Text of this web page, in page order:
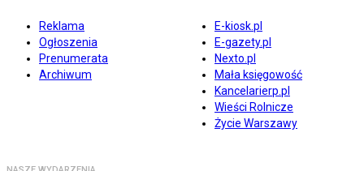
Reklama
Ogłoszenia
Prenumerata
Archiwum
E-kiosk.pl
E-gazety.pl
Nexto.pl
Mała księgowość
Kancelarierp.pl
Wieści Rolnicze
Życie Warszawy